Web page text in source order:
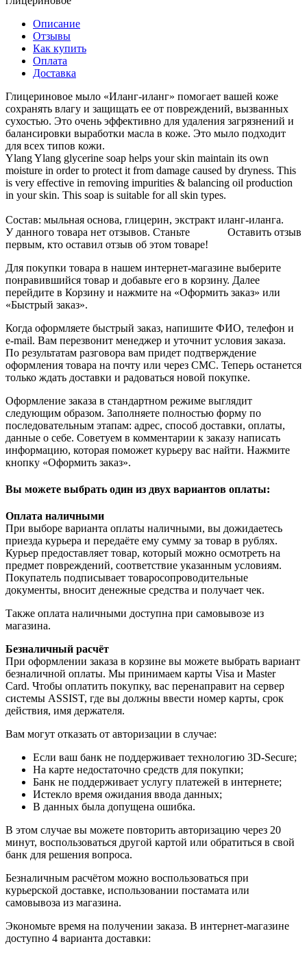
Описание
Отзывы
Как купить
Оплата
Доставка
Глицериновое мыло «Иланг-иланг» помогает вашей коже
сохранять влагу и защищать ее от повреждений, вызванных
сухостью. Это очень эффективно для удаления загрязнений и
балансировки выработки масла в коже. Это мыло подходит
для всех типов кожи.
Ylang Ylang glycerine soap helps your skin maintain its own
moisture in order to protect it from damage caused by dryness. This
is very effective in removing impurities & balancing oil production
in your skin. This soap is suitable for all skin types.
Состав: мыльная основа, глицерин, экстракт иланг-иланга.
Оставить отзыв
У данного товара нет отзывов. Станьте
первым, кто оставил отзыв об этом товаре!
Для покупки товара в нашем интернет-магазине выберите
понравившийся товар и добавьте его в корзину. Далее
перейдите в Корзину и нажмите на «Оформить заказ» или
«Быстрый заказ».
Когда оформляете быстрый заказ, напишите ФИО, телефон и
e-mail. Вам перезвонит менеджер и уточнит условия заказа.
По результатам разговора вам придет подтверждение
оформления товара на почту или через СМС. Теперь останется
только ждать доставки и радоваться новой покупке.
Оформление заказа в стандартном режиме выглядит
следующим образом. Заполняете полностью форму по
последовательным этапам: адрес, способ доставки, оплаты,
данные о себе. Советуем в комментарии к заказу написать
информацию, которая поможет курьеру вас найти. Нажмите
кнопку «Оформить заказ».
Вы можете выбрать один из двух вариантов оплаты:
Оплата наличными
При выборе варианта оплаты наличными, вы дожидаетесь
приезда курьера и передаёте ему сумму за товар в рублях.
Курьер предоставляет товар, который можно осмотреть на
предмет повреждений, соответствие указанным условиям.
Покупатель подписывает товаросопроводительные
документы, вносит денежные средства и получает чек.
Также оплата наличными доступна при самовывозе из
магазина.
Безналичный расчёт
При оформлении заказа в корзине вы можете выбрать вариант
безналичной оплаты. Мы принимаем карты Visa и Master
Card. Чтобы оплатить покупку, вас перенаправит на сервер
системы ASSIST, где вы должны ввести номер карты, срок
действия, имя держателя.
Вам могут отказать от авторизации в случае:
Если ваш банк не поддерживает технологию 3D-Secure;
На карте недостаточно средств для покупки;
Банк не поддерживает услугу платежей в интернете;
Истекло время ожидания ввода данных;
В данных была допущена ошибка.
В этом случае вы можете повторить авторизацию через 20
минут, воспользоваться другой картой или обратиться в свой
банк для решения вопроса.
Безналичным расчётом можно воспользоваться при
курьерской доставке, использовании постамата или
самовывоза из магазина.
Экономьте время на получении заказа. В интернет-магазине
доступно 4 варианта доставки: